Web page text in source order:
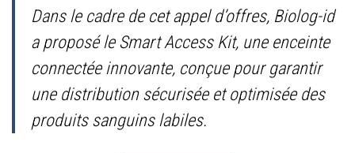
Dans le cadre de cet appel d’offres, Biolog-id
a proposé le Smart Access Kit, une enceinte
connectée innovante, conçue pour garantir
une distribution sécurisée et optimisée des
produits sanguins labiles.